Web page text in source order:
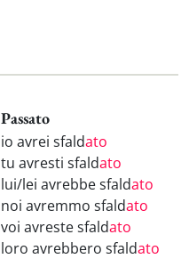
Passato
io avrei sfaldato
tu avresti sfaldato
lui/lei avrebbe sfaldato
noi avremmo sfaldato
voi avreste sfaldato
loro avrebbero sfaldato